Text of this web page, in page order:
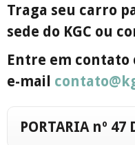
Traga seu carro
sede do KGC ou
Entre em contato
e-mail
PORTARIA nº 47